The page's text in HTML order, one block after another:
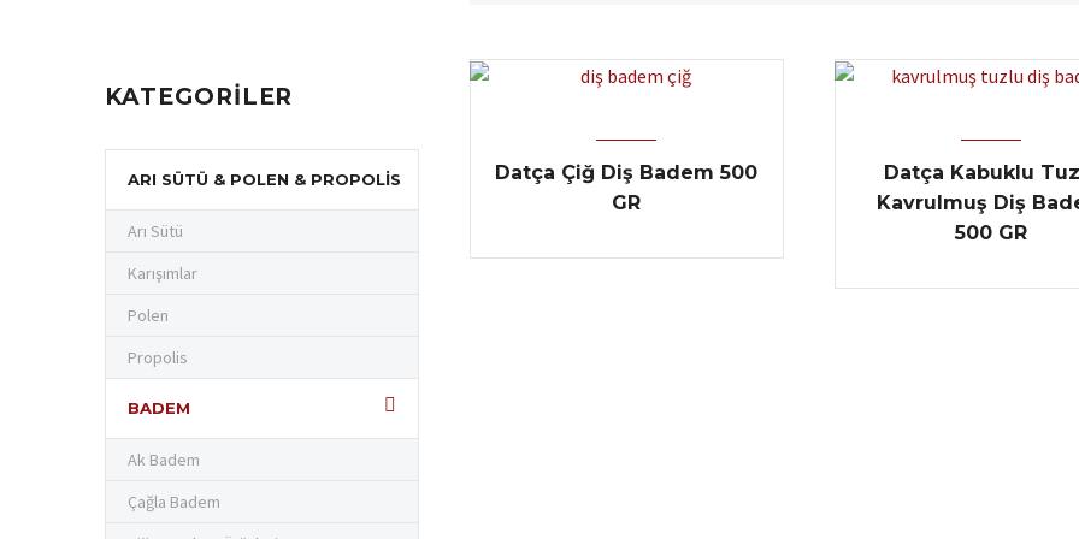
Datça Çiğ Diş Badem 500
GR
Datça Kabuklu
Kavrulmuş Diş
500 GR
KATEGORILER
ARI SÜTÜ & POLEN & PROPOLIS
Arı Sütü
Karışımlar
Polen
Propolis
BADEM
Ak Badem
Çağla Badem